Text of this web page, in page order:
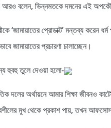
আরও বলেন, ভিন্নমতকে দমনের এই
‘জামায়াতের প্রোডাক্ট’ মন্তব্য করেন
জামায়াতের প্রচারণা চালাচ্ছেন।
হুবহু তুলে দেওয়া হলো-
অর্থায়নে আমার শিক্ষা জীবনও
মুখ থেকে প্রকাশ পায়, তখন